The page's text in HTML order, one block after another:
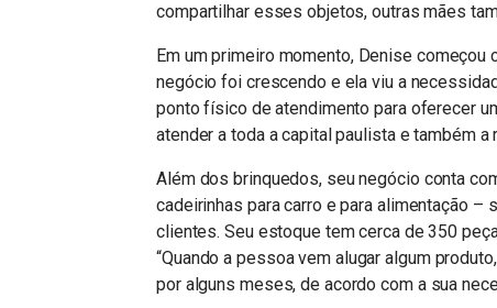
compartilhar esses objetos, outras mães
Em um primeiro momento, Denise
negócio foi crescendo e ela viu a
ponto físico de atendimento para oferecer
atender a toda a capital paulista e também a
Além dos brinquedos, seu negócio conta
cadeirinhas para carro e para alimentação
clientes. Seu estoque tem cerca de 350
“Quando a pessoa vem alugar algum
por alguns meses, de acordo com a sua